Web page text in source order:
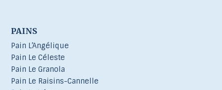
PAINS
Pain L’Angélique
Pain Le Céleste
Pain Le Granola
Pain Le Raisins-Cannelle